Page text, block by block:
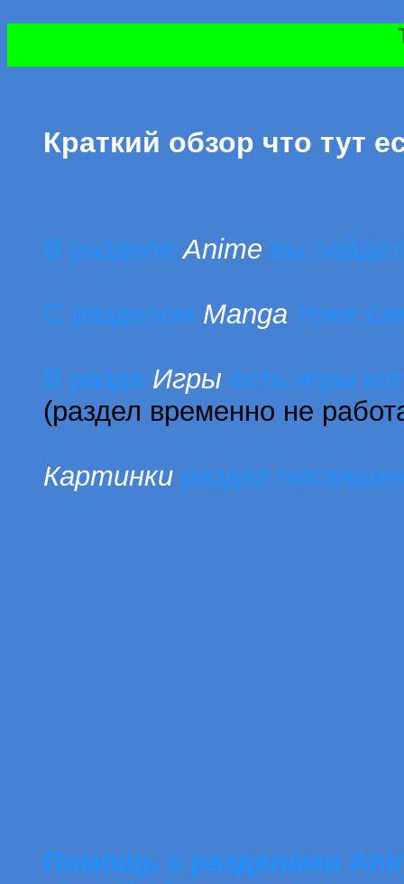
Краткий обзор что тут
В разделеAnime вы
С разделом Manga тоже
В разде Игры есть игры
(раздел временно не
Картинки раздел
Помощь c разделами